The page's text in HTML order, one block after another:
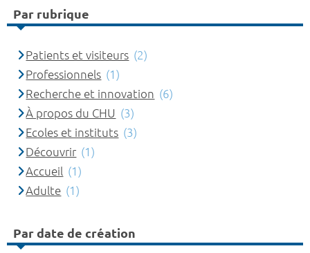
Par rubrique
Patients et visiteurs (2)
Professionnels (1)
Recherche et innovation (6)
À propos du CHU (3)
Ecoles et instituts (3)
Découvrir (1)
Accueil (1)
Adulte (1)
Par date de création